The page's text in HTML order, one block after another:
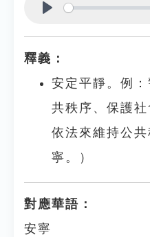
釋義：
安定平靜。例
共秩序、保護
依法來維持公
寧。）
對應華語：
安寧